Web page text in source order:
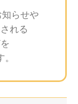
らせや
れる